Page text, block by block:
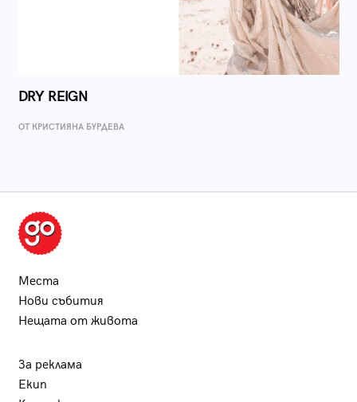
DRY REIGN
ОТ КРИСТИЯНА БУРДЕВА
Места
Нови събития
Нещата от живота
За реклама
Екип